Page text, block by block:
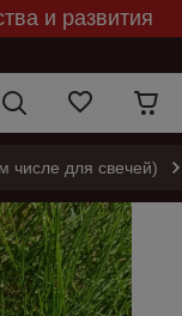
и развития
числе для свечей)